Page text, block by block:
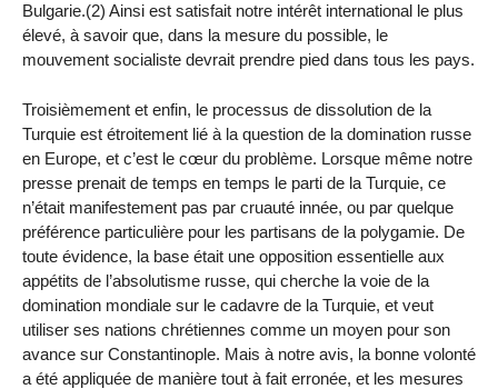
Bulgarie.(2) Ainsi est satisfait notre intérêt international le plus
élevé, à savoir que, dans la mesure du possible, le
mouvement socialiste devrait prendre pied dans tous les pays.
Troisièmement et enfin, le processus de dissolution de la
Turquie est étroitement lié à la question de la domination russe
en Europe, et c’est le cœur du problème. Lorsque même notre
presse prenait de temps en temps le parti de la Turquie, ce
n’était manifestement pas par cruauté innée, ou par quelque
préférence particulière pour les partisans de la polygamie. De
toute évidence, la base était une opposition essentielle aux
appétits de l’absolutisme russe, qui cherche la voie de la
domination mondiale sur le cadavre de la Turquie, et veut
utiliser ses nations chrétiennes comme un moyen pour son
avance sur Constantinople. Mais à notre avis, la bonne volonté
a été appliquée de manière tout à fait erronée, et les mesures